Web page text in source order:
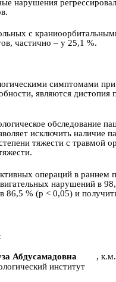
нарушения
с
частично – у 25,1 %.
симптомами
являются дистопия
обследование
исключить наличие
тяжести с травмой
оперaций в раннем
нарушений в
86,5 % (p < 0,05) и
Абдусамадовна
,
институт